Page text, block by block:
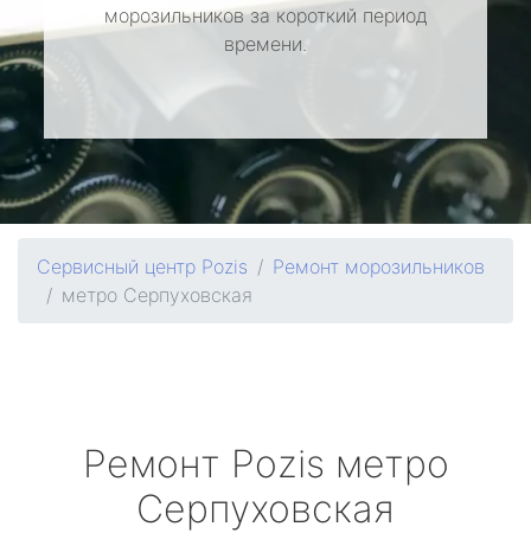
морозильников за короткий период
времени.
Сервисный центр Pozis
Ремонт морозильников
метро Серпуховская
Ремонт Pozis метро
Серпуховская